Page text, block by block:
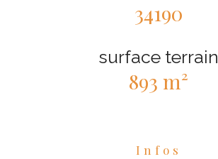
34190
surface terrain
893 m²
Infos